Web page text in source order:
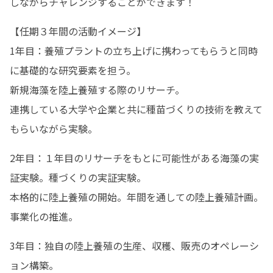
【任期３年間の活動イメージ】
1年目：養殖プラントの立ち上げに携わってもらうと同時
に基礎的な研究要素を担う。
新規海藻を陸上養殖する際のリサーチ。
連携している大学や企業と共に種苗づくりの技術を教えて
もらいながら実験。
2年目：１年目のリサーチをもとに可能性がある海藻の実
証実験。種づくりの実証実験。
本格的に陸上養殖の開始。年間を通しての陸上養殖計画。
事業化の推進。
3年目：独自の陸上養殖の生産、収穫、販売のオペレーシ
ョン構築。